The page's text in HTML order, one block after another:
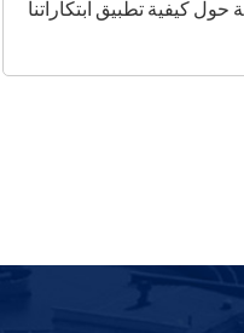
كيفية تطبيق ابتكاراتنا